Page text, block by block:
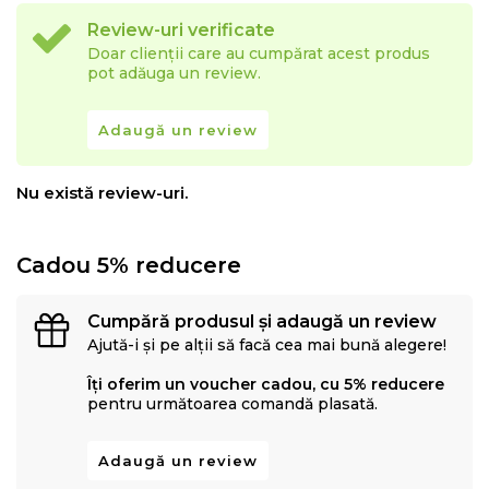
Review-uri verificate
Doar clienții care au cumpărat acest produs
pot adăuga un review.
Adaugă un review
Nu există review-uri.
Cadou 5% reducere
Cumpără produsul și adaugă un review
Ajută-i și pe alții să facă cea mai bună alegere!
Îți oferim un voucher cadou, cu 5% reducere
pentru următoarea comandă plasată.
Adaugă un review